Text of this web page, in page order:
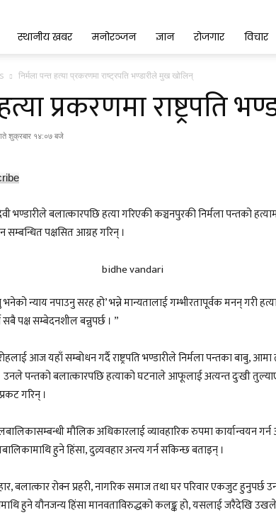
स्थानीय खबर मनोरञ्जन ज्ञान रोजगार विचार
निर्मला पन्त हत्या प्रकरणमा राष्ट्रपति भण्डारीले मुख खोलिन्
प्रकरणमा राष्ट्रपति
शुक्रबार १४:०७ बजे
भण्डारीले बलात्कारपछि हत्या गरिएकी कञ्चनपुरकी निर्मला पन्तको
सम्बन्धित पक्षसित आग्रह गरिन् ।
न्याय नपाउनु सरह हो’ भन्ने मान्यतालाई गम्भीरतापूर्वक मनन् गरी
सबै पक्ष सम्बेदनशील बन्नुपर्छ । ”
आज यहाँ सम्बोधन गर्दै राष्ट्रपति भण्डारीले निर्मला पन्तका बाबु,
उनले पन्तको बलात्कारपछि हत्याको घटनाले आफूलाई अत्यन्त दुःखी
गरिन् ।
मौलिक अधिकारलाई व्यावहारिक रुपमा कार्यान्वयन गर्न
हुने हिंसा, दुव्र्यवहार अन्त्य गर्न सकिन्छ बताइन् ।
बलात्कार रोक्न प्रहरी, नागरिक समाज तथा घर परिवार एकजुट हुनुपर्छ
हुने यौनजन्य हिंसा मानवताविरुद्धको कलङ्क हो, यसलाई जरैदेखि